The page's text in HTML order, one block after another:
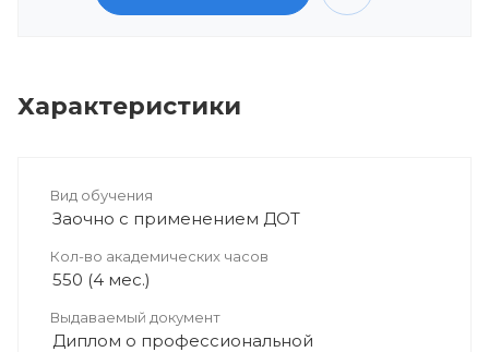
Характеристики
Вид обучения
Заочно с применением ДОТ
Кол-во академических часов
550 (4 мес.)
Выдаваемый документ
Диплом о профессиональной